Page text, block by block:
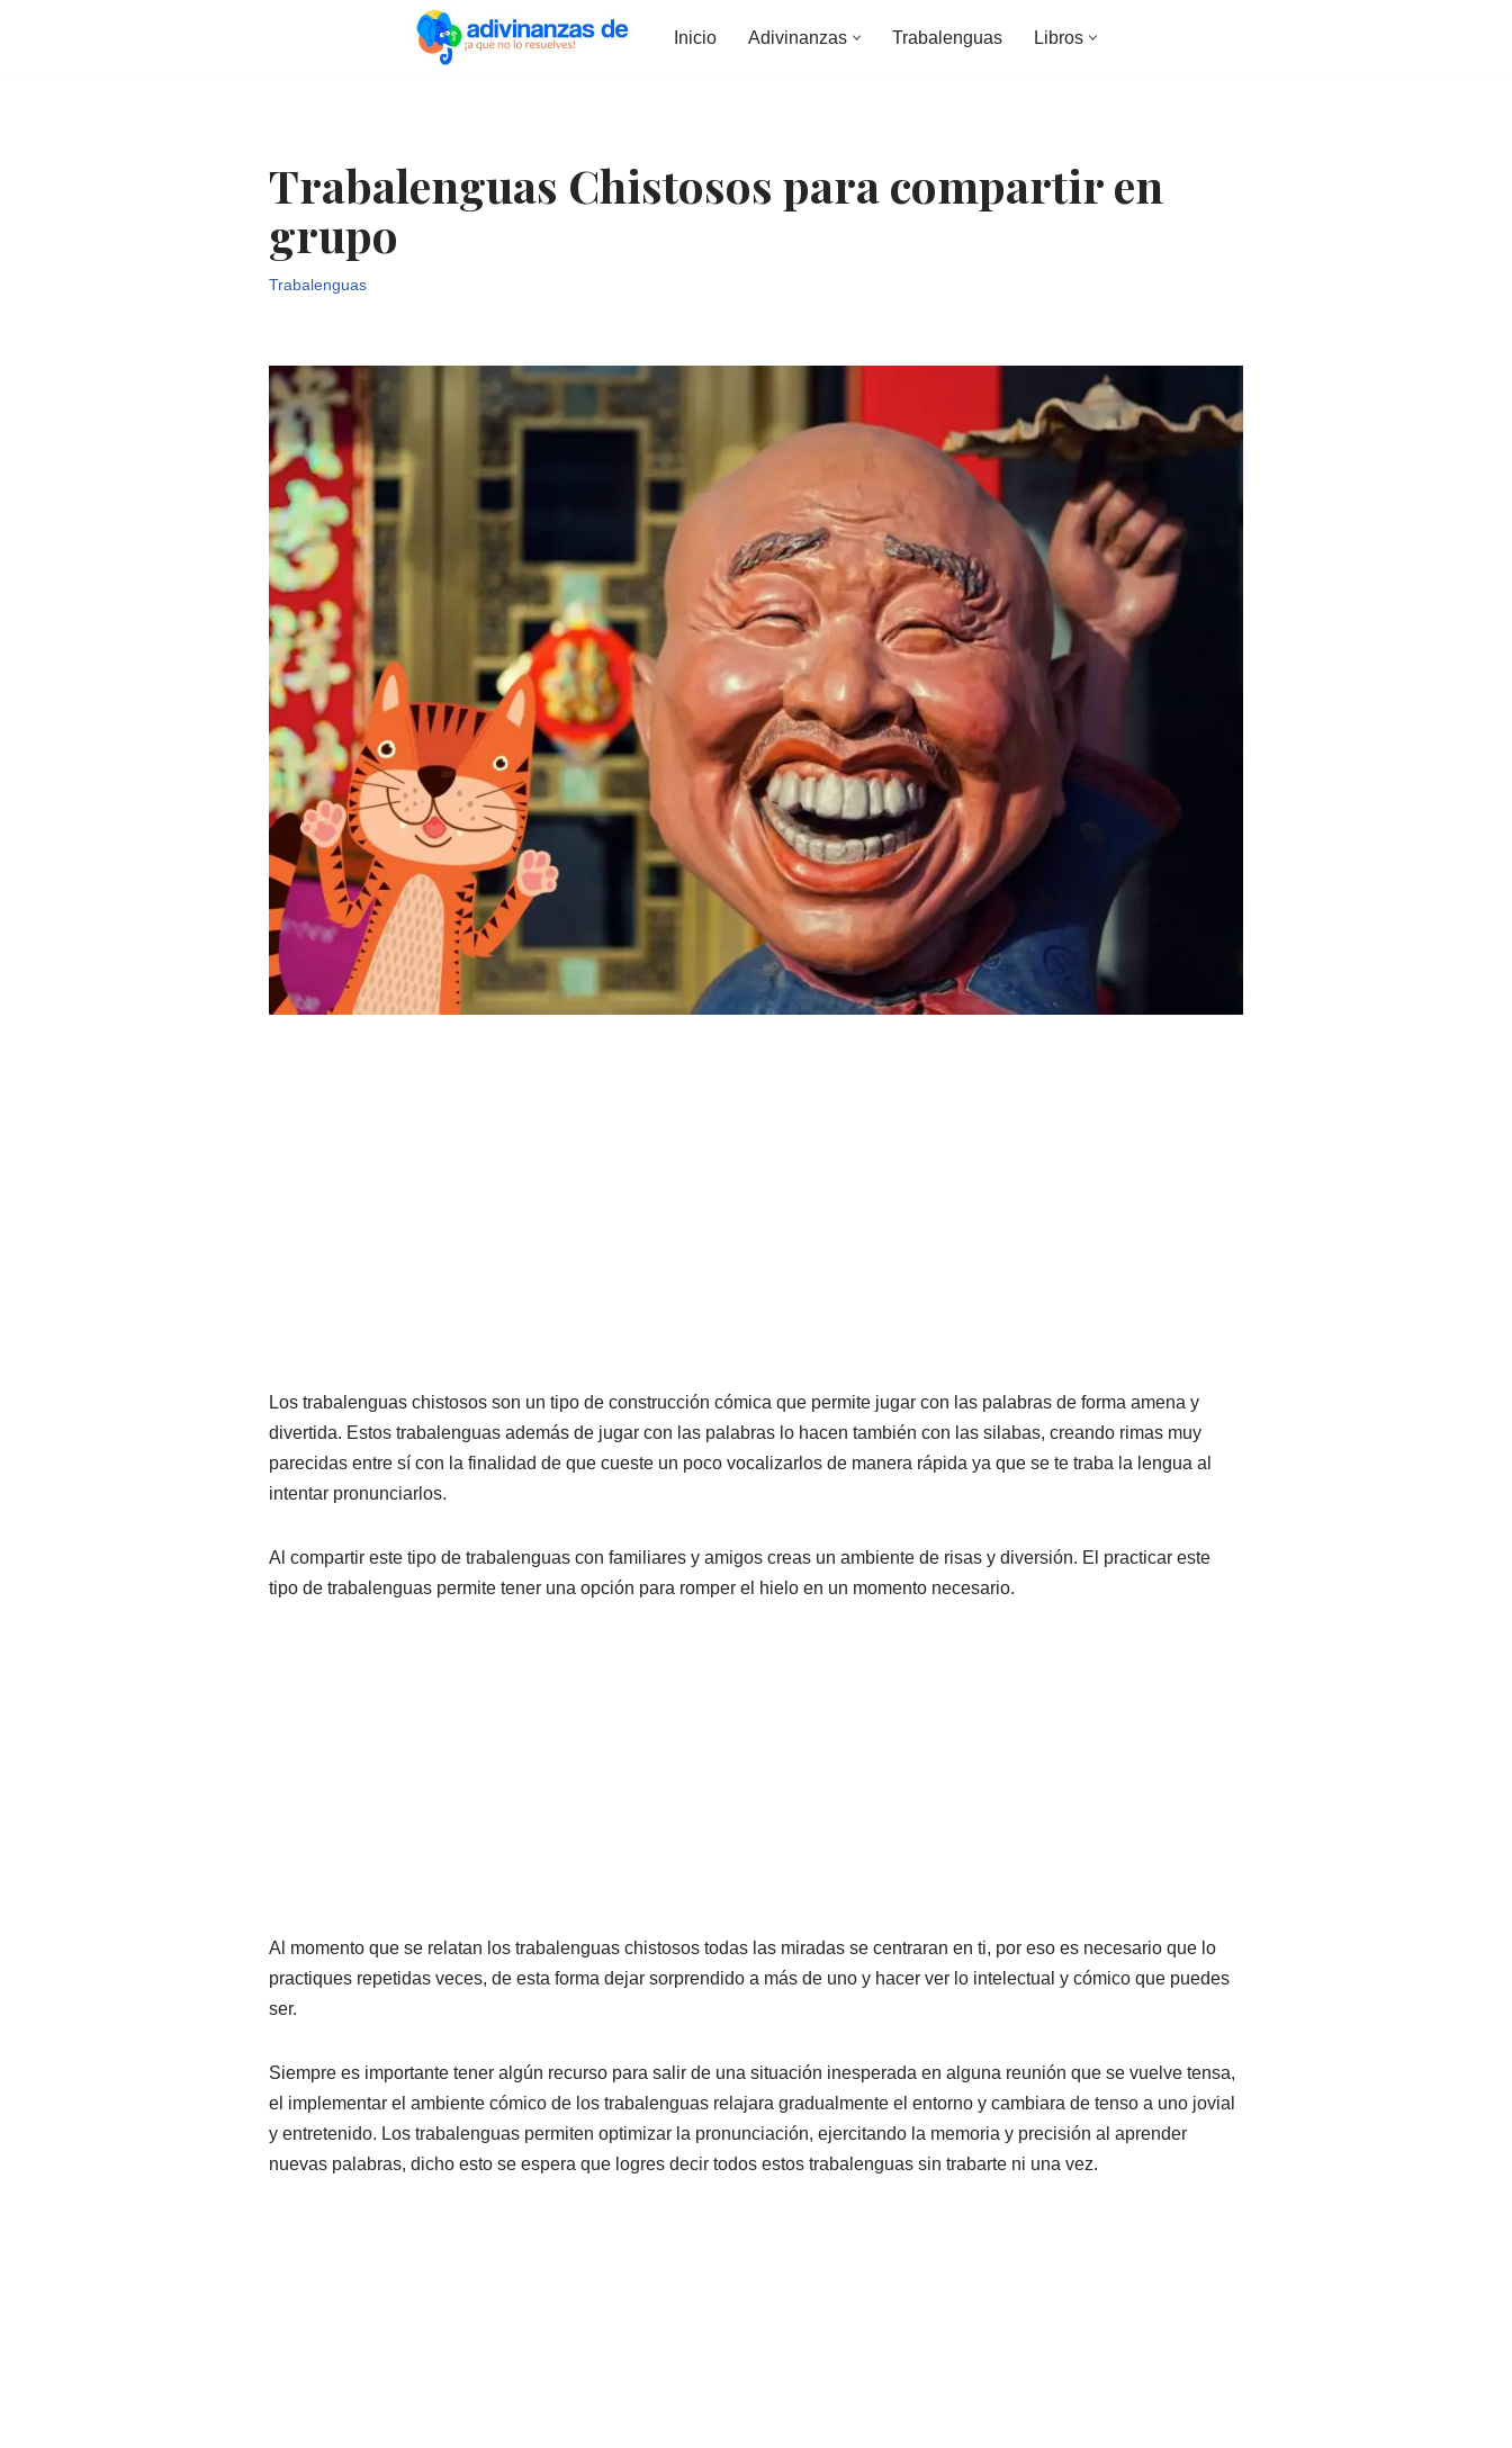
Inicio Adivinanzas Trabalenguas Libros
Trabalenguas Chistosos para compartir en
grupo
Trabalenguas
Los trabalenguas chistosos son un tipo de construcción cómica que permite jugar con las palabras de forma amena y
divertida. Estos trabalenguas además de jugar con las palabras lo hacen también con las silabas, creando rimas muy
parecidas entre sí con la finalidad de que cueste un poco vocalizarlos de manera rápida ya que se te traba la lengua al
intentar pronunciarlos.
Al compartir este tipo de trabalenguas con familiares y amigos creas un ambiente de risas y diversión. El practicar este
tipo de trabalenguas permite tener una opción para romper el hielo en un momento necesario.
Al momento que se relatan los trabalenguas chistosos todas las miradas se centraran en ti, por eso es necesario que lo
practiques repetidas veces, de esta forma dejar sorprendido a más de uno y hacer ver lo intelectual y cómico que puedes
ser.
Siempre es importante tener algún recurso para salir de una situación inesperada en alguna reunión que se vuelve tensa,
el implementar el ambiente cómico de los trabalenguas relajara gradualmente el entorno y cambiara de tenso a uno jovial
y entretenido. Los trabalenguas permiten optimizar la pronunciación, ejercitando la memoria y precisión al aprender
nuevas palabras, dicho esto se espera que logres decir todos estos trabalenguas sin trabarte ni una vez.